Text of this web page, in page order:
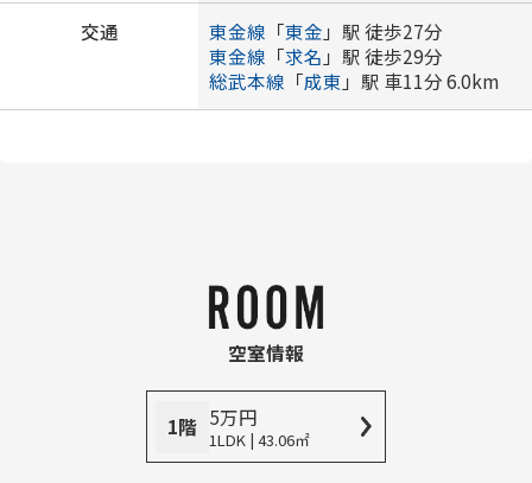
交通 東金線 「東金 」駅 徒歩27分
東金線 「求名 」駅 徒歩29分
総武本線 「成東 」駅 車11分 6.0km
空室情報
1階 5万円
1LDK | 43.06㎡